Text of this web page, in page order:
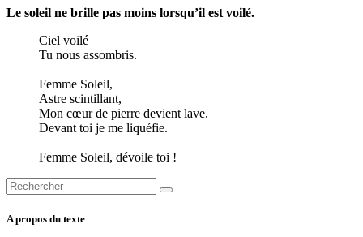
Le soleil ne brille pas moins lorsqu’il est voilé.
Ciel voilé
Tu nous assombris.
Femme Soleil,
Astre scintillant,
Mon cœur de pierre devient lave.
Devant toi je me liquéfie.
Femme Soleil, dévoile toi !
A propos du texte